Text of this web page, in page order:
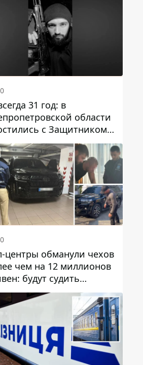
31 год: в
области
с Защитником
Репиным
центры обманули чехов
чем на 12 миллионов
будут судить
организацию